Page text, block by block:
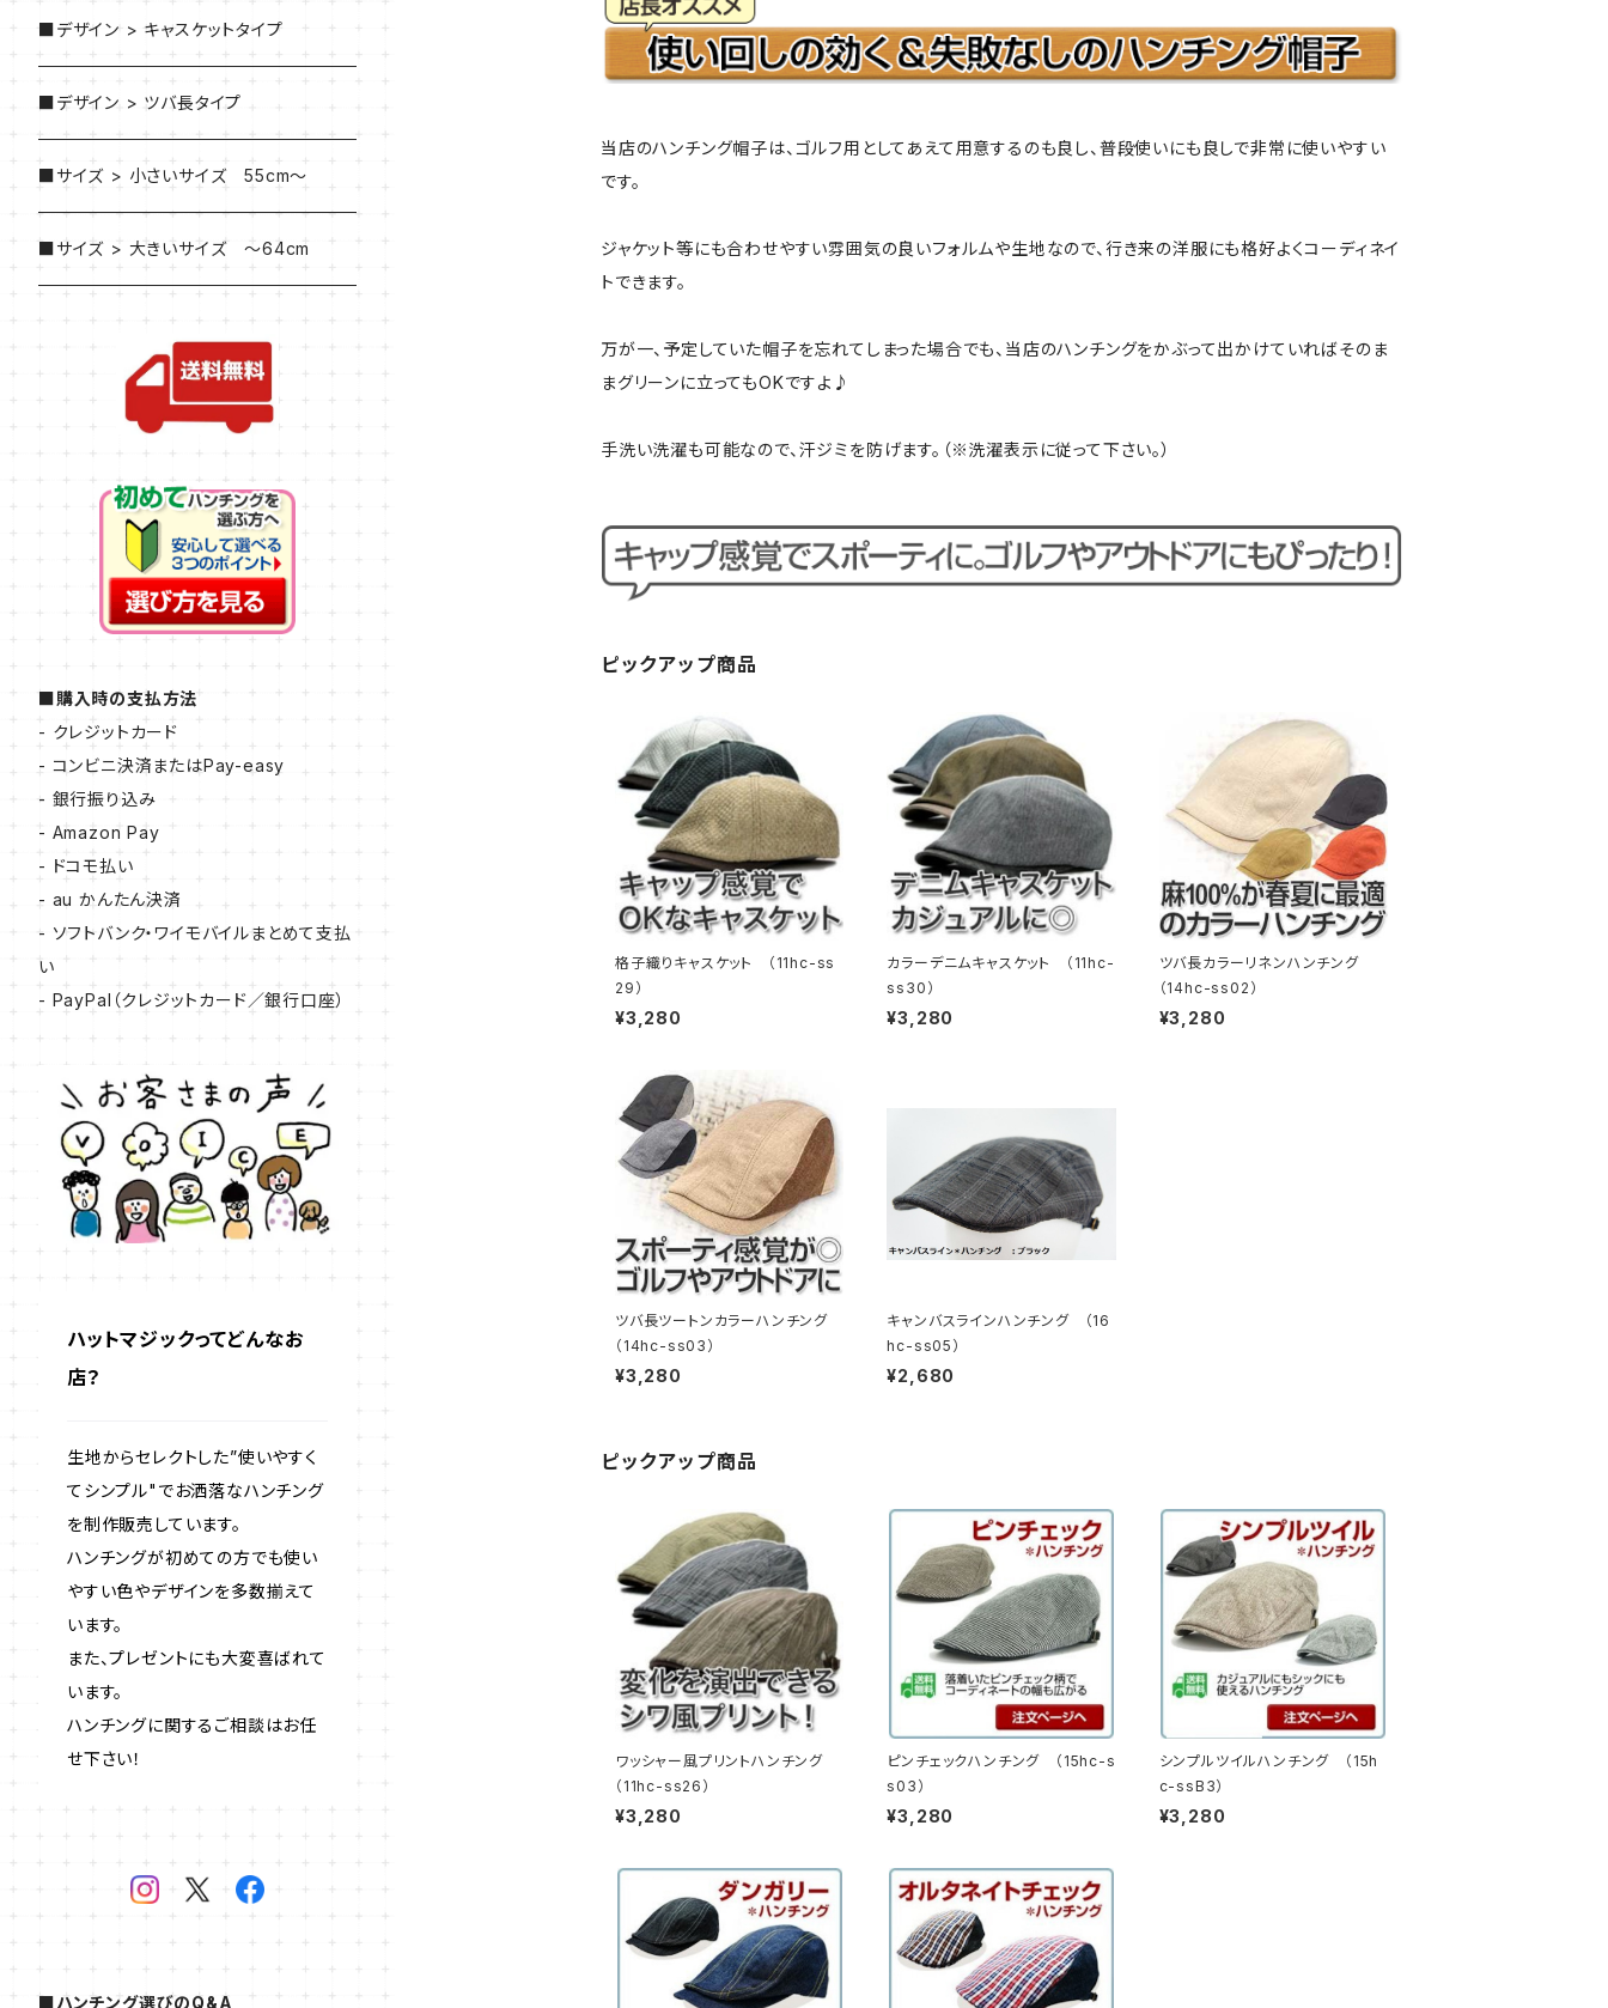
当店のハンチング帽子は、ゴルフ用としてあえて用意するのも良し、普段使いにも良しで非常に使いやすい
です。
ジャケット等にも合わせやすい雰囲気の良いフォルムや生地なので、行き来の洋服にも格好よくコーディネイ
トできます。
万が一、予定していた帽子を忘れてしまった場合でも、当店のハンチングをかぶって出かけていればそのま
まグリーンに立ってもOKですよ♪
手洗い洗濯も可能なので、汗ジミを防げます。（※洗濯表示に従って下さい。）
ピックアップ商品
格子織りキャスケット （11hc-ss
29）
¥3,280
カラーデニムキャスケット （11hc-
ss30）
¥3,280
ツバ長カラーリネンハンチング
（14hc-ss02）
¥3,280
ツバ長ツートンカラーハンチング
（14hc-ss03）
¥3,280
キャンバスラインハンチング （16
hc-ss05）
¥2,680
ピックアップ商品
ワッシャー風プリントハンチング
（11hc-ss26）
¥3,280
ピンチェックハンチング （15hc-s
s03）
¥3,280
シンプルツイルハンチング （15h
c-ssB3）
¥3,280
■デザイン > キャスケットタイプ
■デザイン > ツバ長タイプ
■サイズ > 小さいサイズ 55cm～
■サイズ > 大きいサイズ ～64cm
■購入時の支払方法
- クレジットカード
- コンビニ決済またはPay-easy
- 銀行振り込み
- Amazon Pay
- ドコモ払い
- au かんたん決済
- ソフトバンク・ワイモバイルまとめて支払
い
- PayPal（クレジットカード／銀行口座）
ハットマジックってどんなお
店？
生地からセレクトした”使いやすく
てシンプル"でお洒落なハンチング
を制作販売しています。
ハンチングが初めての方でも使い
やすい色やデザインを多数揃えて
います。
また、プレゼントにも大変喜ばれて
います。
ハンチングに関するご相談はお任
せ下さい！
■ハンチング選びのQ&A